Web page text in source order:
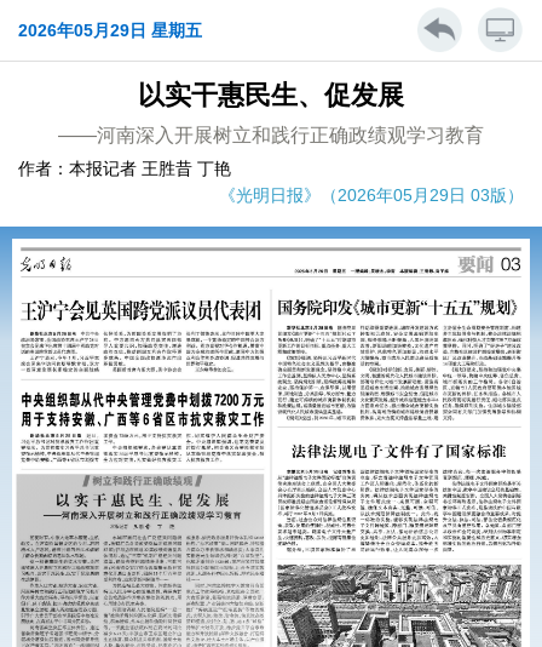
2026年05月29日 星期五
以实干惠民生、促发展
——河南深入开展树立和践行正确政绩观学习教育
作者：本报记者 王胜昔 丁艳
《光明日报》（2026年05月29日 03版）